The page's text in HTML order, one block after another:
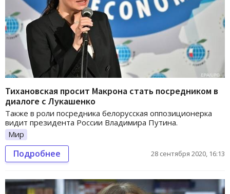
Тихановская просит Макрона стать посредником в
диалоге с Лукашенко
Также в роли посредника белорусская оппозиционерка
видит президента России Владимира Путина.
Мир
Подробнее 28 сентября 2020, 16:13